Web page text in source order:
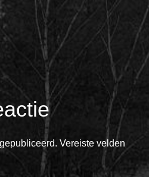
Vereiste velden